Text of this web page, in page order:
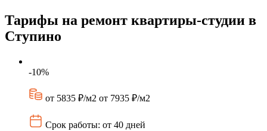
Тарифы на ремонт квартиры-студии в
Ступино
-10%
от 5835 ₽/м2 от 7935 ₽/м2
Срок работы: от 40 дней